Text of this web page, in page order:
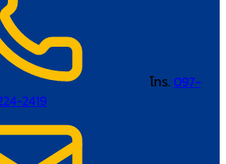
โทร. 097-
2419